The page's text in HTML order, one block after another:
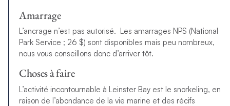
Amarrage
L’ancrage n’est pas autorisé. Les amarrages NPS (National
Park Service ; 26 $) sont disponibles mais peu nombreux,
nous vous conseillons donc d’arriver tôt.
Choses à faire
L’activité incontournable à Leinster Bay est le snorkeling, en
raison de l’abondance de la vie marine et des récifs